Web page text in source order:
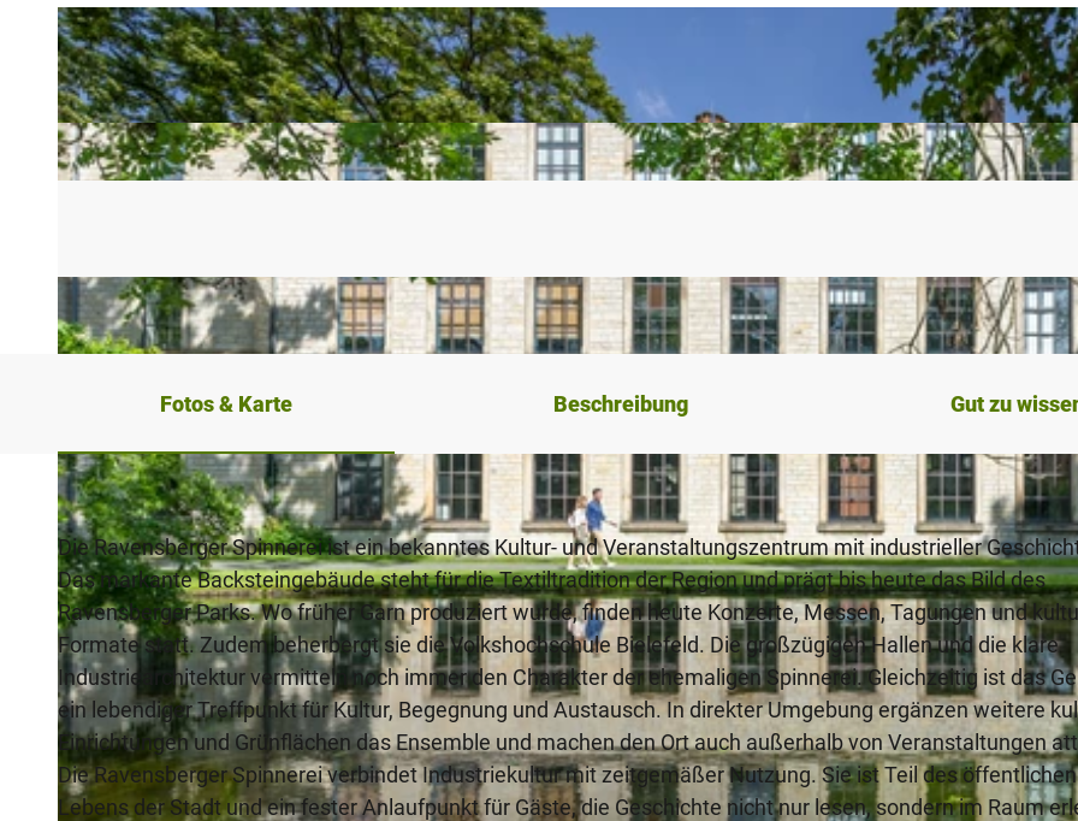
Fotos & Karte Beschreibung Gut zu
Die Ravensberger Spinnerei ist ein bekanntes Kultur- und Veranstaltungszentrum mit industrieller
Das markante Backsteingebäude steht für die Textiltradition der Region und prägt bis heute das Bild des
Ravensberger Parks. Wo früher Garn produziert wurde, finden heute Konzerte, Messen, Tagungen und
Formate statt. Zudem beherbergt sie die Volkshochschule Bielefeld. Die großzügigen Hallen und die klare
Industriearchitektur vermitteln noch immer den Charakter der ehemaligen Spinnerei. Gleichzeitig ist das
ein lebendiger Treffpunkt für Kultur, Begegnung und Austausch. In direkter Umgebung ergänzen weitere
Einrichtungen und Grünflächen das Ensemble und machen den Ort auch außerhalb von Veranstaltungen
Die Ravensberger Spinnerei verbindet Industriekultur mit zeitgemäßer Nutzung. Sie ist Teil des öffentlichen
Lebens der Stadt und ein fester Anlaufpunkt für Gäste, die Geschichte nicht nur lesen, sondern im Raum